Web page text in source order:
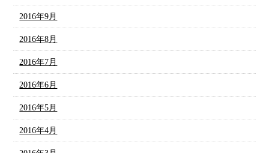
2016年9月
2016年8月
2016年7月
2016年6月
2016年5月
2016年4月